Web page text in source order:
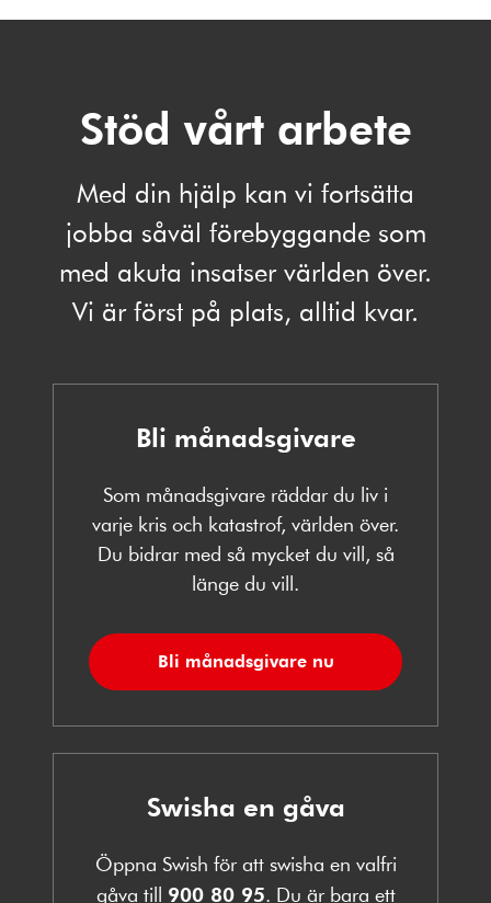
Stöd vårt arbete
Med din hjälp kan vi fortsätta
jobba såväl förebyggande som
med akuta insatser världen över.
Vi är först på plats, alltid kvar.
Bli månadsgivare
Som månadsgivare räddar du liv i
varje kris och katastrof, världen över.
Du bidrar med så mycket du vill, så
länge du vill.
Bli månadsgivare nu
Swisha en gåva
Öppna Swish för att swisha en valfri
gåva till 900 80 95. Du är bara ett